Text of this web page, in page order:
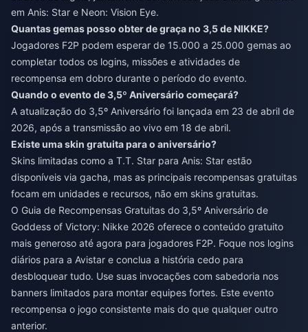
em Anis: Star e Neon: Vision Eye.
Quantas gemas posso obter de graça no 3,5 de NIKKE?
Jogadores F2P podem esperar de 15.000 a 25.000 gemas ao
completar todos os logins, missões e atividades de
recompensa em dobro durante o período do evento.
Quando o evento de 3,5º Aniversário começará?
A atualização do 3,5º Aniversário foi lançada em 23 de abril de
2026, após a transmissão ao vivo em 18 de abril.
Existe uma skin gratuita para o aniversário?
Skins limitadas como a T.T. Star para Anis: Star estão
disponíveis via gacha, mas as principais recompensas gratuitas
focam em unidades e recursos, não em skins gratuitas.
O Guia de Recompensas Gratuitas do 3,5º Aniversário de
Goddess of Victory: Nikke 2026 oferece o conteúdo gratuito
mais generoso até agora para jogadores F2P. Foque nos logins
diários para a Avistar e conclua a história cedo para
desbloquear tudo. Use suas invocações com sabedoria nos
banners limitados para montar equipes fortes. Este evento
recompensa o jogo consistente mais do que qualquer outro
anterior.